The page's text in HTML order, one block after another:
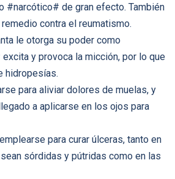
#narcótico# de gran efecto. También
contra el reumatismo.
le otorga su poder como
y provoca la micción, por lo que
hidropesías.
para aliviar dolores de muelas, y
a aplicarse en los ojos para
para curar úlceras, tanto en
sórdidas y pútridas como en las